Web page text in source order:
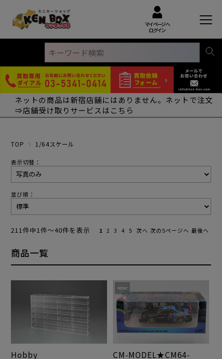
マイページへ
ログイン
ネットの商品は新宿店舗にはありません。ネットで注文
⇒店舗受け取りサービスはこちら
TOP 1/64スケール
表示切替：
並び順：
211件中1件～40件を表示 1 2 3 4 5 次へ 次の5ページへ 最後へ
商品一覧
Hobby
CM-MODEL★CM64-